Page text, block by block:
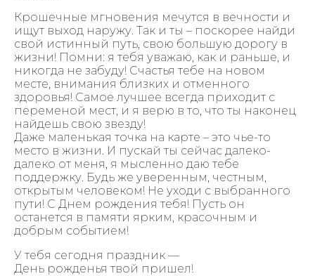
Крошечные мгновения мечутся в вечности и
ищут выход наружу. Так и ты – поскорее найди
свой истинный путь, свою большую дорогу в
жизни! Помни: я тебя уважаю, как и раньше, и
никогда не забуду! Счастья тебе на новом
месте, внимания близких и отменного
здоровья! Самое лучшее всегда приходит с
переменой мест, и я верю в то, что ты наконец
найдешь свою звезду!
Даже маленькая точка на карте – это чье-то
место в жизни. И пускай ты сейчас далеко-
далеко от меня, я мысленно даю тебе
поддержку. Будь же уверенным, честным,
открытым человеком! Не уходи с выбранного
пути! С Днем рождения тебя! Пусть он
останется в памяти ярким, красочным и
добрым событием!
У тебя сегодня праздник —
День рожденья твой пришел!